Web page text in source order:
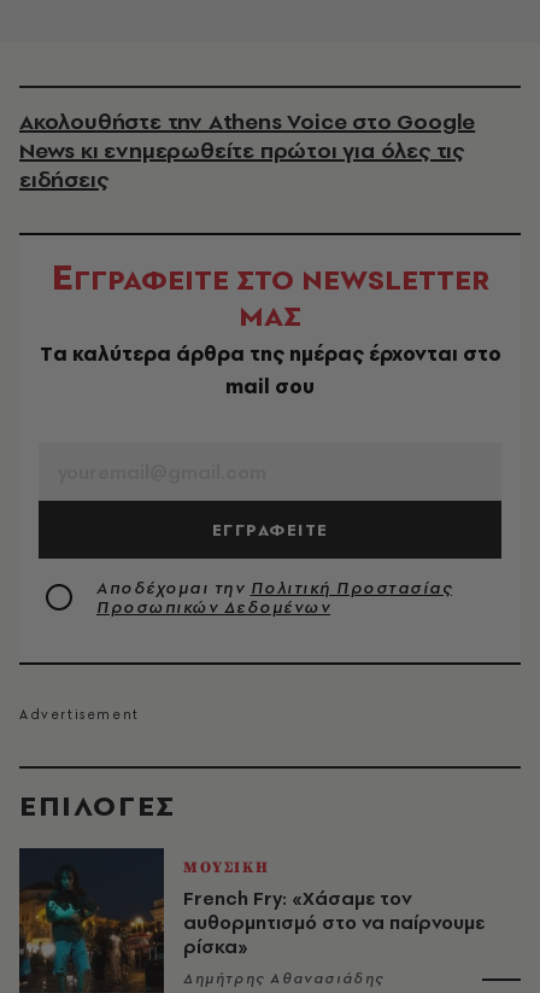
EΠΙΛΟΓΈΣ
ΜΟΥΣΙΚΗ
French Fry: «Χάσαμε τον
αυθορμητισμό στο να παίρνουμε
ρίσκα»
Δημήτρης Αθανασιάδης
Ακολουθήστε την Athens Voice στο Google
News κι ενημερωθείτε πρώτοι για όλες τις
ειδήσεις
ΕΓΓΡΑΦΕΙΤΕ ΣΤΟ NEWSLETTER
ΜΑΣ
Tα καλύτερα άρθρα της ημέρας έρχονται στο
mail σου
ΕΓΓΡΑΦΕΙΤΕ
Αποδέχομαι την Πολιτική Προστασίας
Προσωπικών Δεδομένων